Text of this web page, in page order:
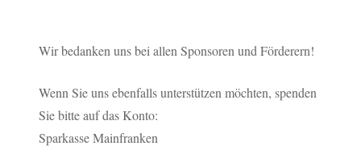
Wir bedanken uns bei allen Sponsoren und Förderern!
Wenn Sie uns ebenfalls unterstützen möchten, spenden
Sie bitte auf das Konto:
Sparkasse Mainfranken